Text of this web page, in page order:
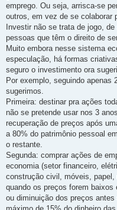
emprego. Ou seja, arrisca-se
outros, em vez de se colaborar
Investir não se trata de jogo,
pessoas que têm o direito de
Muito embora nesse sistema
especulação, há formas
seguro o investimento ora
Por exemplo, seguindo apenas
sugerimos.
Primeira: destinar pra ações
não se pretende usar nos 3
recuperação de preços após
a 80% do patrimônio pessoal
o restante.
Segunda: comprar ações de
economia (setor financeiro,
construção civil, móveis,
quando os preços forem
ou diminuição dos preços